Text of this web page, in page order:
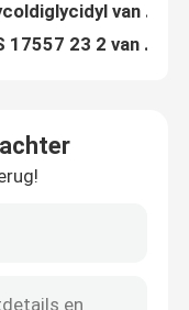
Epoxy Glycidyl Etherxy686 Glycidyl Isopropyl Ether CAS No. 4016 14 2
Epoxy Glycidyl Etherxy691 o-cresol Glycidyl Ether CAS No. 2210 79 9